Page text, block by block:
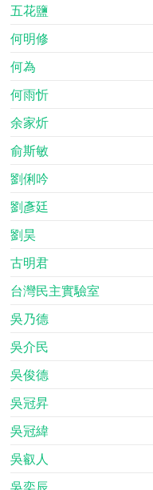
五花鹽
何明修
何為
何雨忻
余家炘
俞斯敏
劉俐吟
劉彥廷
劉昊
古明君
台灣民主實驗室
吳乃德
吳介民
吳俊德
吳冠昇
吳冠緯
吳叡人
吳奕辰